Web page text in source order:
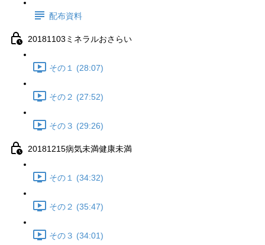
配布資料
20181103ミネラルおさらい
その１ (28:07)
その２ (27:52)
その３ (29:26)
20181215病気未満健康未満
その１ (34:32)
その２ (35:47)
その３ (34:01)